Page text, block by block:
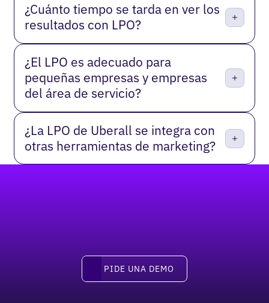
¿Cuánto tiempo se tarda en ver los
resultados con LPO?
¿El LPO es adecuado para
pequeñas empresas y empresas
del área de servicio?
¿La LPO de Uberall se integra con
otras herramientas de marketing?
pide una demo
PIDE UNA DEMO